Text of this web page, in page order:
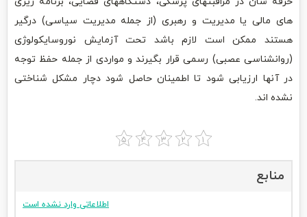
های مالی یا مدیریت و رهبری (از جمله مدیریت سیاسی) درگیر
هستند ممکن است لازم باشد تحت آزمایش نوروسایکولوژی
(روانشناسی عصبی) رسمی قرار بگیرند و مواردی از جمله حفظ توجه
در آنها ارزیابی شود تا اطمینان حاصل شود دچار مشکل شناختی
نشده اند.
منابع
اطلاعاتی وارد نشده است